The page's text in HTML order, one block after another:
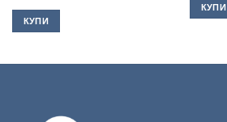
КУПИ
КУПИ